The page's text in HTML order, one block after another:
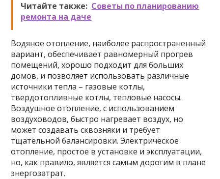
Читайте также: Советы по планированию
ремонта на даче
Водяное отопление, наиболее распространенный
вариант, обеспечивает равномерный прогрев
помещений, хорошо подходит для больших
домов, и позволяет использовать различные
источники тепла – газовые котлы,
твердотопливные котлы, тепловые насосы.
Воздушное отопление, с использованием
воздуховодов, быстро нагревает воздух, но
может создавать сквозняки и требует
тщательной балансировки. Электрическое
отопление, простое в установке и эксплуатации,
но, как правило, является самым дорогим в плане
энергозатрат.